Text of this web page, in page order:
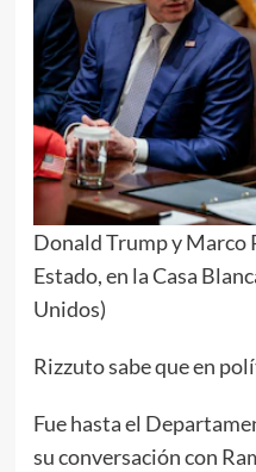
Donald Trump y Marco
Estado, en la Casa
Unidos)
Rizzuto sabe que en
Fue hasta el
su conversación con